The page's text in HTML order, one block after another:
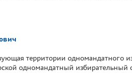
территории
одномандатный